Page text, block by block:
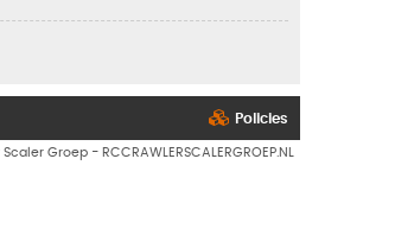
Policies
Groep - RCCRAWLERSCALERGROEP.NL